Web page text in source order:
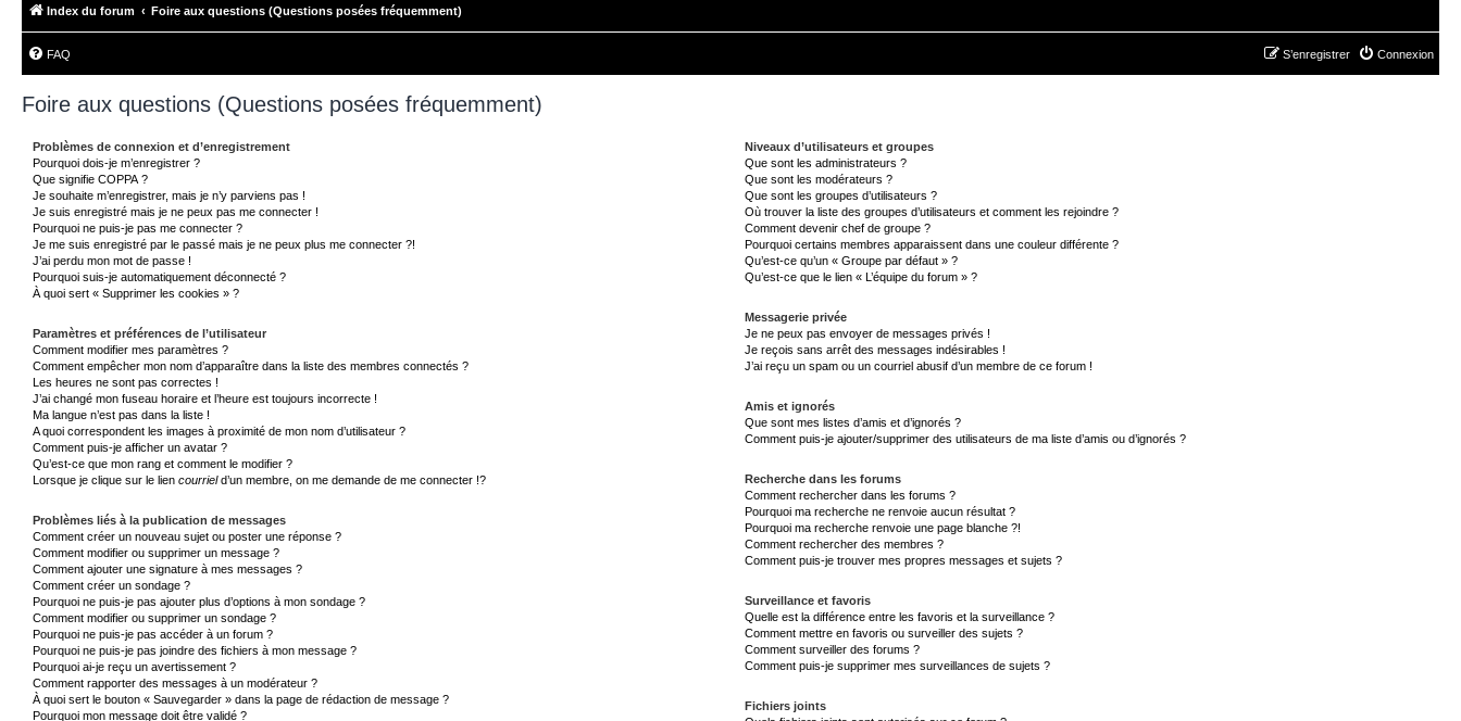
Index du forum Foire aux questions (Questions posées fréquemment)
FAQ Connexion
S’enregistrer
Foire aux questions (Questions posées fréquemment)
Problèmes de connexion et d’enregistrement
Pourquoi dois-je m’enregistrer ?
Que signifie COPPA ?
Je souhaite m’enregistrer, mais je n’y parviens pas !
Je suis enregistré mais je ne peux pas me connecter !
Pourquoi ne puis-je pas me connecter ?
Je me suis enregistré par le passé mais je ne peux plus me connecter ?!
J’ai perdu mon mot de passe !
Pourquoi suis-je automatiquement déconnecté ?
À quoi sert « Supprimer les cookies » ?
Paramètres et préférences de l’utilisateur
Comment modifier mes paramètres ?
Comment empêcher mon nom d’apparaître dans la liste des membres connectés ?
Les heures ne sont pas correctes !
J’ai changé mon fuseau horaire et l’heure est toujours incorrecte !
Ma langue n’est pas dans la liste !
A quoi correspondent les images à proximité de mon nom d’utilisateur ?
Comment puis-je afficher un avatar ?
Qu’est-ce que mon rang et comment le modifier ?
Lorsque je clique sur le lien courrield’un membre, on me demande de me connecter !?
Problèmes liés à la publication de messages
Comment créer un nouveau sujet ou poster une réponse ?
Comment modifier ou supprimer un message ?
Comment ajouter une signature à mes messages ?
Comment créer un sondage ?
Pourquoi ne puis-je pas ajouter plus d’options à mon sondage ?
Comment modifier ou supprimer un sondage ?
Pourquoi ne puis-je pas accéder à un forum ?
Pourquoi ne puis-je pas joindre des fichiers à mon message ?
Pourquoi ai-je reçu un avertissement ?
Comment rapporter des messages à un modérateur ?
À quoi sert le bouton « Sauvegarder » dans la page de rédaction de message ?
Pourquoi mon message doit être validé ?
Niveaux d’utilisateurs et groupes
Que sont les administrateurs ?
Que sont les modérateurs ?
Que sont les groupes d’utilisateurs ?
Où trouver la liste des groupes d’utilisateurs et comment les rejoindre ?
Comment devenir chef de groupe ?
Pourquoi certains membres apparaissent dans une couleur différente ?
Qu’est-ce qu’un « Groupe par défaut » ?
Qu’est-ce que le lien « L’équipe du forum » ?
Messagerie privée
Je ne peux pas envoyer de messages privés !
Je reçois sans arrêt des messages indésirables !
J’ai reçu un spam ou un courriel abusif d’un membre de ce forum !
Amis et ignorés
Que sont mes listes d’amis et d’ignorés ?
Comment puis-je ajouter/supprimer des utilisateurs de ma liste d’amis ou d’ignorés ?
Recherche dans les forums
Comment rechercher dans les forums ?
Pourquoi ma recherche ne renvoie aucun résultat ?
Pourquoi ma recherche renvoie une page blanche ?!
Comment rechercher des membres ?
Comment puis-je trouver mes propres messages et sujets ?
Surveillance et favoris
Quelle est la différence entre les favoris et la surveillance ?
Comment mettre en favoris ou surveiller des sujets ?
Comment surveiller des forums ?
Comment puis-je supprimer mes surveillances de sujets ?
Fichiers joints